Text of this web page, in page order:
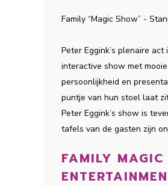
Family “Magic Show” -
Peter Eggink’s plenaire
interactive show met
persoonlijkheid en
puntje van hun stoel laat
Peter Eggink’s show is
tafels van de gasten zijn
FAMILY